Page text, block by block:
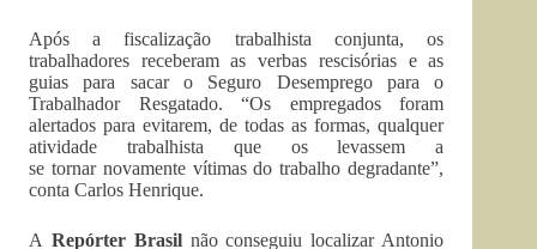
Após a fiscalização trabalhista conjunta, os
trabalhadores receberam as verbas rescisórias e as
guias para sacar o Seguro Desemprego para o
Trabalhador Resgatado. “Os empregados foram
alertados para evitarem, de todas as formas, qualquer
atividade trabalhista que os levassem a
se tornar novamente vítimas do trabalho degradante”,
conta Carlos Henrique.
A Repórter Brasilnão conseguiu localizar Antonio